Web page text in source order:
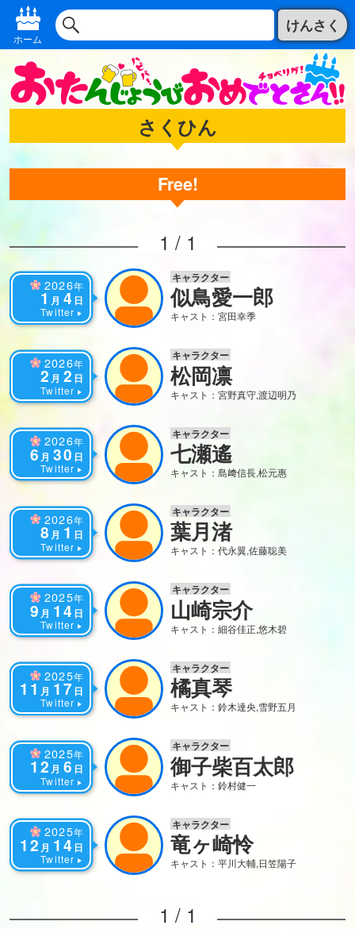
ホーム
けんさく
さくひん
Free!
1 / 1
2026年
1 月 4 日
Twitter
キャラクター
似鳥愛一郎
キャスト：宮田幸季
2026年
2 月 2 日
Twitter
キャラクター
松岡凛
キャスト：宮野真守,渡辺明乃
2026年
6月 30 日
Twitter
キャラクター
七瀬遙
キャスト：島﨑信長,松元惠
2026年
8 月 1 日
Twitter
キャラクター
葉月渚
キャスト：代永翼,佐藤聡美
2025年
9 月 14 日
Twitter
キャラクター
山崎宗介
キャスト：細谷佳正,悠木碧
2025年
11 月 17 日
Twitter
キャラクター
橘真琴
キャスト：鈴木達央,雪野五月
2025年
12 月 6 日
Twitter
キャラクター
御子柴百太郎
キャスト：鈴村健一
2025年
12月 14 日
Twitter
キャラクター
竜ヶ崎怜
キャスト：平川大輔,日笠陽子
1 / 1